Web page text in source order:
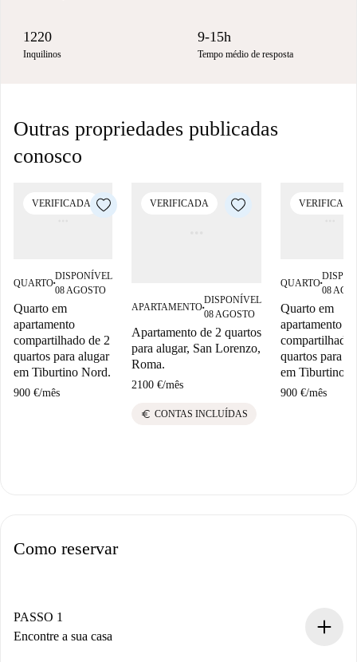
1220
Inquilinos
9-15h
Tempo médio de resposta
Outras propriedades publicadas
conosco
VERIFICADA
QUARTO■
DISPONÍVEL
08 AGOSTO
Quarto em
apartamento
compartilhado de 2
quartos para alugar
em Tiburtino Nord.
900 €/mês
VERIFICADA
APARTAMENTO■
DISPONÍVEL
08 AGOSTO
Apartamento de 2 quartos
para alugar, San Lorenzo,
Roma.
2100 €/mês
euro CONTAS INCLUÍDAS
VERIFICADA
QUARTO■
08
Quarto em
apartamento
compartilhado
quartos para
em Tiburtino
900 €/mês
Como reservar
PASSO 1
Encontre a sua casa